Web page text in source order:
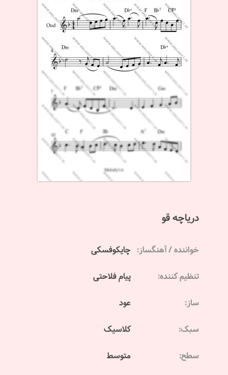
دریاچه قو
خواننده / آهنگساز: چایکوفسکی
تنظیم کننده: پیام فلاحتی
ساز: عود
سبک: کلاسیک
سطح: متوسط